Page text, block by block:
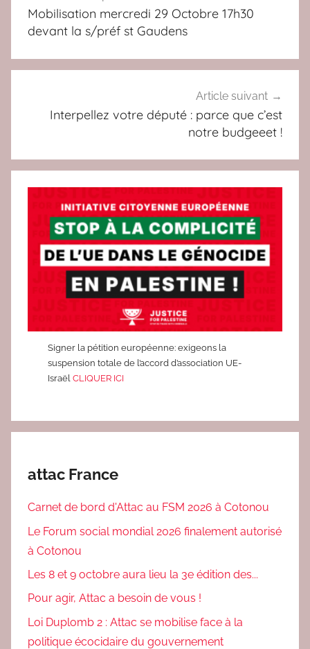
à
a
de
l’article
Mobilisation mercredi 29 Octobre 17h30
devant la s/préf st Gaudens
Article suivant
Interpellez votre député : parce que c’est
notre budgeeet !
Signer la pétition européenne: exigeons la
suspension totale de l’accord d’association UE-
IsraëlCLIQUER ICI
attac France
Carnet de bord d'Attac au FSM 2026 à Cotonou
Le Forum social mondial 2026 finalement autorisé
à Cotonou
Les 8 et 9 octobre aura lieu la 3e édition des...
Pour agir, Attac a besoin de vous !
Loi Duplomb 2 : Attac se mobilise face à la
politique écocidaire du gouvernement